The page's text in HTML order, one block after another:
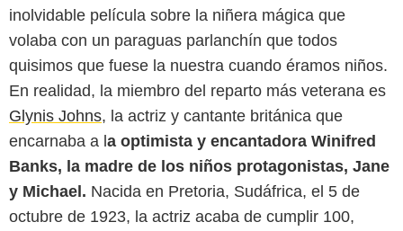
inolvidable película sobre la niñera mágica que
volaba con un paraguas parlanchín que todos
quisimos que fuese la nuestra cuando éramos niños.
En realidad, la miembro del reparto más veterana es
Glynis Johns, la actriz y cantante británica que
encarnaba a la optimista y encantadora Winifred
Banks, la madre de los niños protagonistas, Jane
y Michael. Nacida en Pretoria, Sudáfrica, el 5 de
octubre de 1923, la actriz acaba de cumplir 100,